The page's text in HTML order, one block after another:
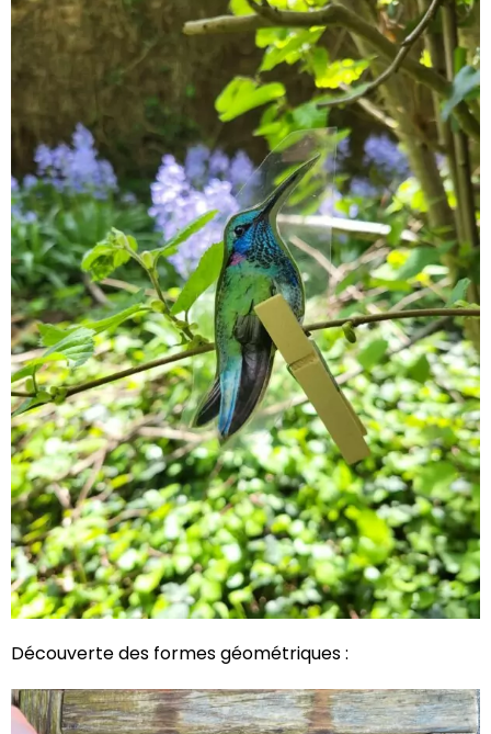
Découverte des formes géométriques :